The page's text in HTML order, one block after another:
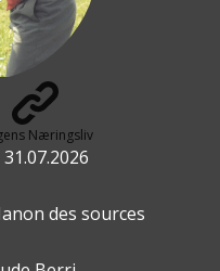
Næringsliv
31.07.2026
des sources